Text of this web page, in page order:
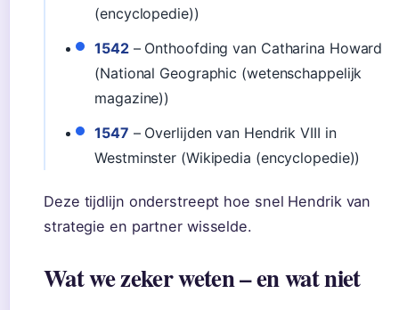
(encyclopedie))
1542– Onthoofding van Catharina Howard
(National Geographic (wetenschappelijk
magazine))
1547 – Overlijden van Hendrik VIII in
Westminster (Wikipedia (encyclopedie))
Deze tijdlijn onderstreept hoe snel Hendrik van
strategie en partner wisselde.
Wat we zeker weten – en wat niet